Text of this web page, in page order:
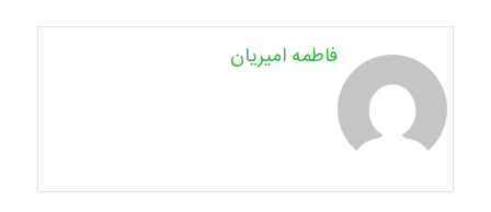
فاطمه امیریان